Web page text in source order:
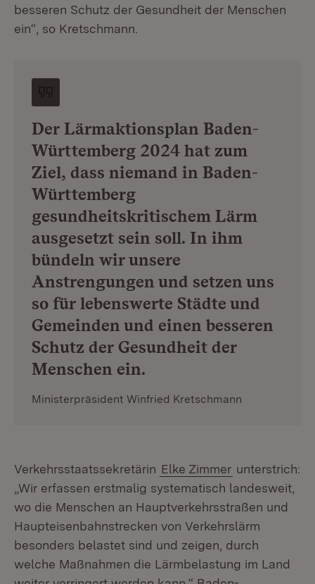
besseren Schutz der Gesundheit der Menschen
ein“, so Kretschmann.
Der Lärmaktionsplan Baden-
Württemberg 2024 hat zum
Ziel, dass niemand in Baden-
Württemberg
gesundheitskritischem Lärm
ausgesetzt sein soll. In ihm
bündeln wir unsere
Anstrengungen und setzen uns
so für lebenswerte Städte und
Gemeinden und einen besseren
Schutz der Gesundheit der
Menschen ein.
Ministerpräsident Winfried Kretschmann
Verkehrsstaatssekretärin Elke Zimmer unterstrich:
„Wir erfassen erstmalig systematisch landesweit,
wo die Menschen an Hauptverkehrsstraßen und
Haupteisenbahnstrecken von Verkehrslärm
besonders belastet sind und zeigen, durch
welche Maßnahmen die Lärmbelastung im Land